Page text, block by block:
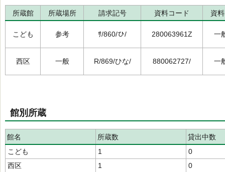
所蔵館 所蔵場所 請求記号 資料コード 資
こども 参考 ｻ/860/ひ/ 280063961Z 一
西区 一般 R/869/ひな/ 880062727/ 一
館別所蔵
館名 所蔵数
貸出中数
こども
1
0
西区
1 0